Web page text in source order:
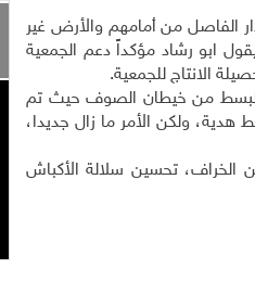
الفاصل من أمامهم والأرض غير
ابو رشاد مؤكداً دعم الجمعية
البسط من خيطان الصوف حيث تم
ولكن الأمر ما زال جديدا،
البركس، تسمين الخراف، تحسين سلالة الأكباش